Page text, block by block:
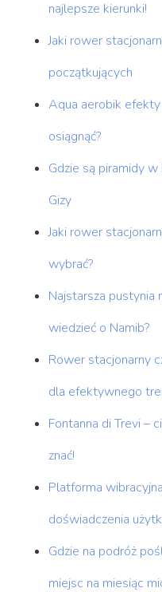
najlepsze kierunki!
Jaki rower
początkujących
Aqua aerobik
osiągnąć?
Gdzie są piramidy
Gizy
Jaki rower
wybrać?
Najstarsza pustynia
wiedzieć o Namib?
Rower stacjonarny
dla efektywnego
Fontanna di Trevi –
znać!
Platforma
doświadczenia
Gdzie na podróż
miejsc na miesiąc